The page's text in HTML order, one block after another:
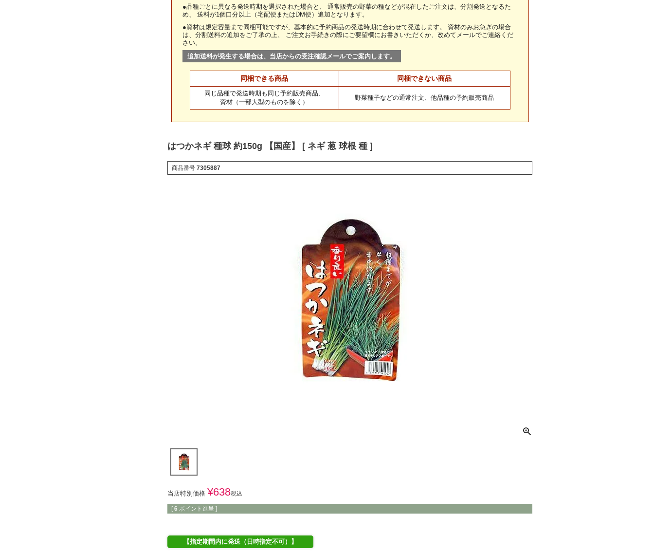
●品種ごとに異なる発送時期を選択された場合と、 通常販売の野菜の種などが混在したご注文は、分割発送となるた
め、 送料が1個口分以上（宅配便またはDM便）追加となります。
●資材は規定容量まで同梱可能ですが、基本的に予約商品の発送時期に合わせて発送します。 資材のみお急ぎの場合
は、分割送料の追加をご了承の上、 ご注文お手続きの際にご要望欄にお書きいただくか、改めてメールでご連絡くだ
さい。
追加送料が発生する場合は、当店からの受注確認メールでご案内します。
同梱できる商品 同梱できない商品
同じ品種で発送時期も同じ予約販売商品、
資材（一部大型のものを除く）
野菜種子などの通常注文、他品種の予約販売商品
はつかネギ 種球 約150g 【国産】 [ ネギ 葱 球根 種 ]
商品番号 7305887
当店特別価格 ¥638税込
[ 6 ポイント進呈 ]
【指定期間内に発送（日時指定不可）】